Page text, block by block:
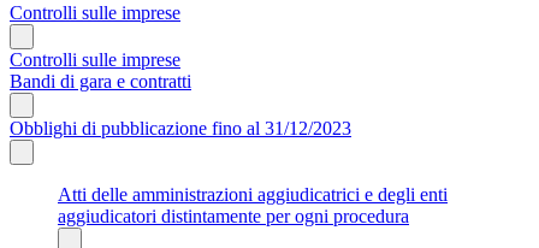
Controlli sulle imprese
Controlli sulle imprese
Bandi di gara e contratti
Obblighi di pubblicazione fino al 31/12/2023
Atti delle amministrazioni aggiudicatrici e degli enti
aggiudicatori distintamente per ogni procedura